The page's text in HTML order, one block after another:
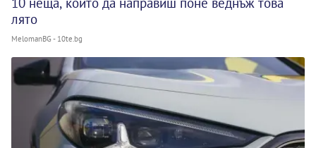
лято
MelomanBG - 10te.bg